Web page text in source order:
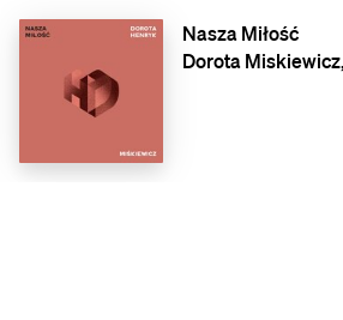
Nasza Miłość
Dorota Miskiewicz